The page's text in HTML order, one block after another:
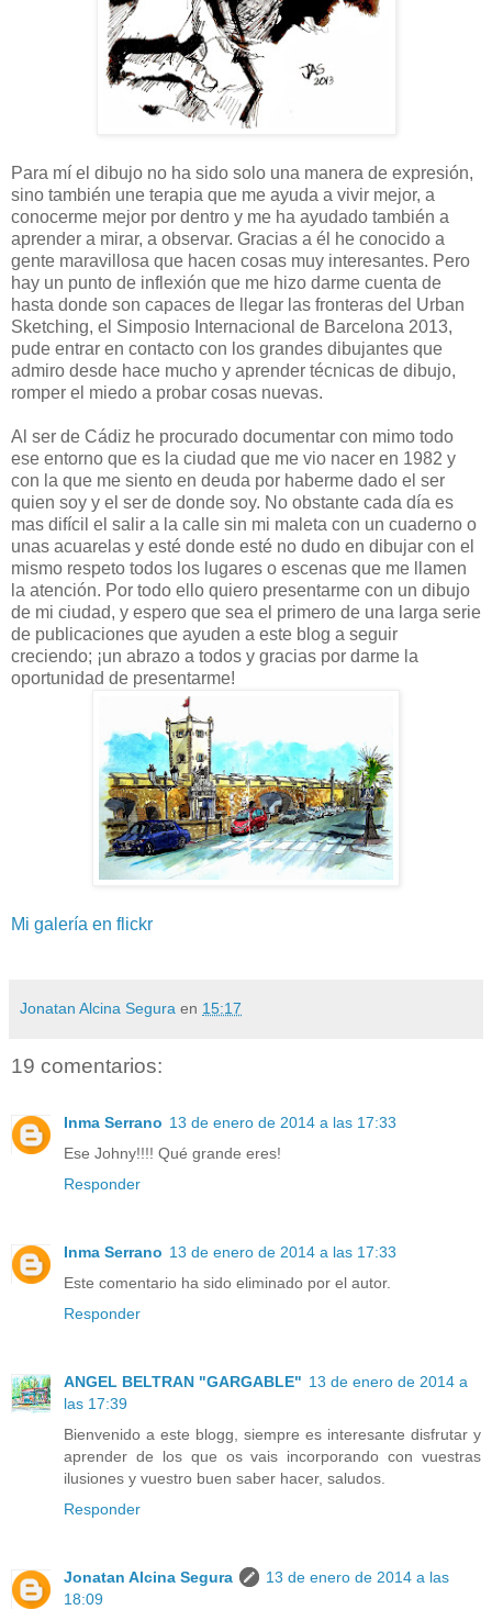
Para mí el dibujo no ha sido solo una manera de expresión,
sino también une terapia que me ayuda a vivir mejor, a
conocerme mejor por dentro y me ha ayudado también a
aprender a mirar, a observar. Gracias a él he conocido a
gente maravillosa que hacen cosas muy interesantes. Pero
hay un punto de inflexión que me hizo darme cuenta de
hasta donde son capaces de llegar las fronteras del Urban
Sketching, el Simposio Internacional de Barcelona 2013,
pude entrar en contacto con los grandes dibujantes que
admiro desde hace mucho y aprender técnicas de dibujo,
romper el miedo a probar cosas nuevas.
Al ser de Cádiz he procurado documentar con mimo todo
ese entorno que es la ciudad que me vio nacer en 1982 y
con la que me siento en deuda por haberme dado el ser
quien soy y el ser de donde soy. No obstante cada día es
mas difícil el salir a la calle sin mi maleta con un cuaderno o
unas acuarelas y esté donde esté no dudo en dibujar con el
mismo respeto todos los lugares o escenas que me llamen
la atención. Por todo ello quiero presentarme con un dibujo
de mi ciudad, y espero que sea el primero de una larga serie
de publicaciones que ayuden a este blog a seguir
creciendo; ¡un abrazo a todos y gracias por darme la
oportunidad de presentarme!
Mi galería en flickr
Jonatan Alcina Segura en 15:17
19 comentarios:
Inma Serrano 13 de enero de 2014 a las 17:33
Ese Johny!!!! Qué grande eres!
Responder
Inma Serrano 13 de enero de 2014 a las 17:33
Este comentario ha sido eliminado por el autor.
Responder
ANGEL BELTRAN "GARGABLE" 13 de enero de 2014 a
las 17:39
Bienvenido a este blogg, siempre es interesante disfrutar y
aprender de los que os vais incorporando con vuestras
ilusiones y vuestro buen saber hacer, saludos.
Responder
Jonatan Alcina Segura
13 de enero de 2014 a las
18:09